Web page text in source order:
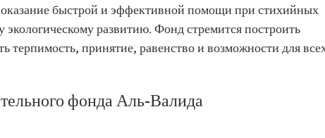
быстрой и эффективной помощи при стихийных
экологическому развитию. Фонд стремится построить
терпимость, принятие, равенство и возможности для
фонда Аль-Валида